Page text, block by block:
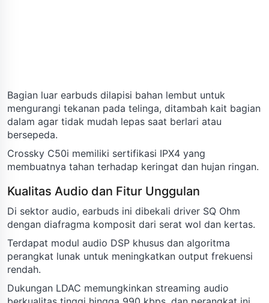
Bagian luar earbuds dilapisi bahan lembut untuk
mengurangi tekanan pada telinga, ditambah kait bagian
dalam agar tidak mudah lepas saat berlari atau
bersepeda.
Crossky C50i memiliki sertifikasi IPX4 yang
membuatnya tahan terhadap keringat dan hujan ringan.
Kualitas Audio dan Fitur Unggulan
Di sektor audio, earbuds ini dibekali driver SQ Ohm
dengan diafragma komposit dari serat wol dan kertas.
Terdapat modul audio DSP khusus dan algoritma
perangkat lunak untuk meningkatkan output frekuensi
rendah.
Dukungan LDAC memungkinkan streaming audio